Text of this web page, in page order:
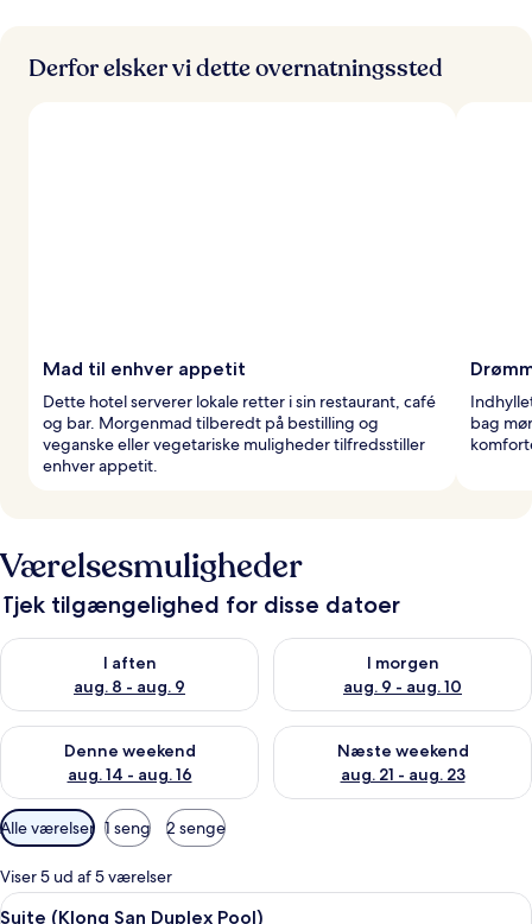
Derfor elsker vi dette overnatningssted
Mad til enhver appetit
Dette hotel serverer lokale retter i sin restaurant, café
og bar. Morgenmad tilberedt på bestilling og
veganske eller vegetariske muligheder tilfredsstiller
enhver appetit.
bag
Værelsesmuligheder
Tjek tilgængelighed for disse datoer
I aften
aug. 8 - aug. 9
Tjek tilgængelighed for i aften aug. 8 - aug. 9
I morgen
aug. 9 - aug. 10
Tjek tilgængelighed for i
Denne weekend
aug. 14 - aug. 16
Tjek tilgængelighed for denne weekend aug. 14 - aug. 16
Næste weekend
aug. 21 - aug. 23
Tjek tilgængelighed for næste
Tilgængelige
filtre
for
værelser
Alle værelser 1 seng 2 senge
Viser 5 ud af 5 værelser
Indlæs
Pool på taget med udsigt over
27
Suite (Klong San Duplex Pool)